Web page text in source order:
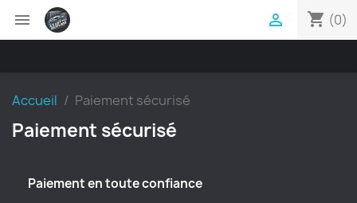
 shopping_cart (0)

Accueil Paiement sécurisé
Paiement sécurisé
Paiement en toute confiance